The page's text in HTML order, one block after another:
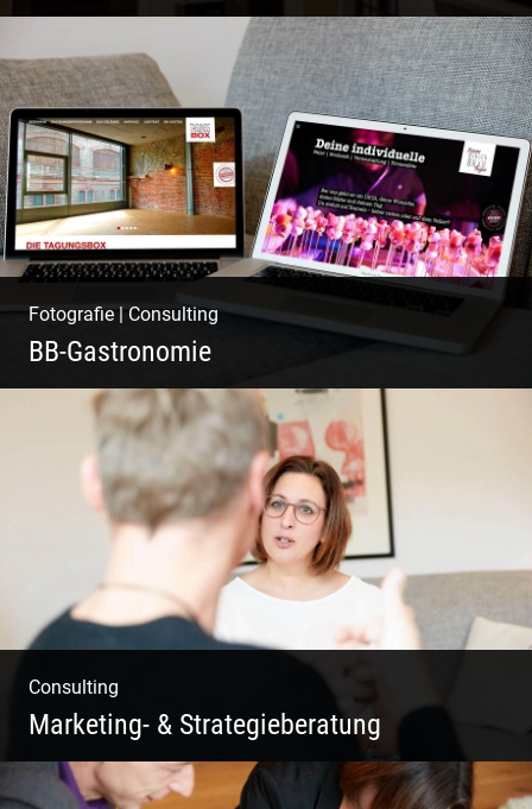
Wasser im Fluss der Kurstadt
Fotografie|Consulting
BB-Gastronomie
Fotografie, Marketing & Design
Consulting
Marketing- & Strategieberatung
Deine Produkte oder deine Dienstleistung